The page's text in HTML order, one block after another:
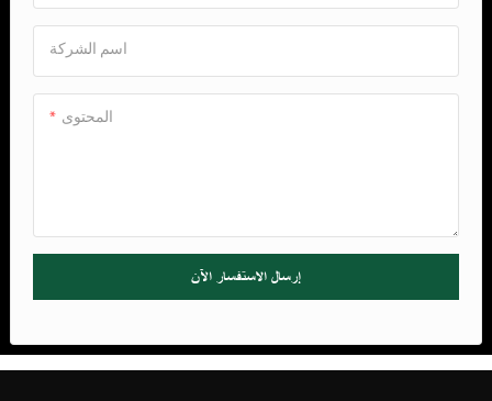
اسم الشركة
المحتوى
إرسال الاستفسار الآن